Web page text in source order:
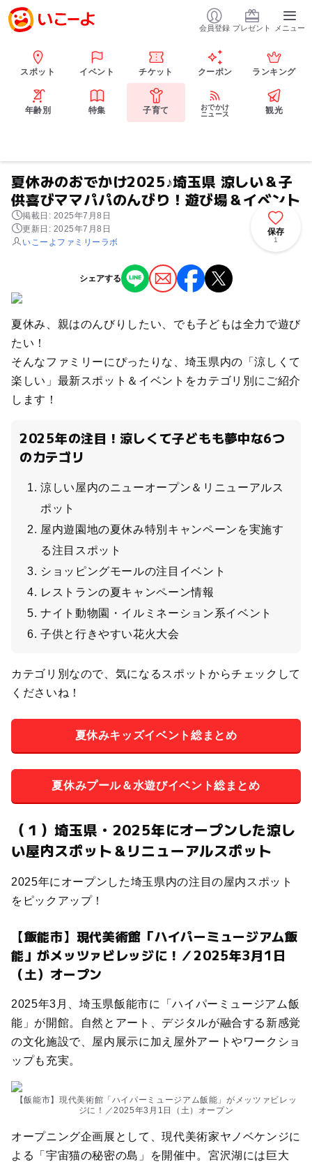
会員登録 プレゼント メニュー
スポット イベント チケット クーポン ランキング
年齢別 特集 子育て
おでかけ
ニュース
観光
夏休みのおでかけ2025♪埼玉県 涼しい＆子
供喜びママパパのんびり！遊び場＆イベント
掲載日: 2025年7月8日
更新日: 2025年7月8日
いこーよファミリーラボ
保存
1
シェアする
夏休み、親はのんびりしたい、でも子どもは全力で遊び
たい！
そんなファミリーにぴったりな、埼玉県内の「涼しくて
楽しい」最新スポット＆イベントをカテゴリ別にご紹介
します！
2025年の注目！涼しくて子どもも夢中な6つ
のカテゴリ
涼しい屋内のニューオープン＆リニューアルス
ポット
屋内遊園地の夏休み特別キャンペーンを実施す
る注目スポット
ショッピングモールの注目イベント
レストランの夏キャンペーン情報
ナイト動物園・イルミネーション系イベント
子供と行きやすい花火大会
カテゴリ別なので、気になるスポットからチェックして
くださいね！
夏休みキッズイベント総まとめ
夏休みプール＆水遊びイベント総まとめ
（１）埼玉県・2025年にオープンした涼し
い屋内スポット＆リニューアルスポット
2025年にオープンした埼玉県内の注目の屋内スポット
をピックアップ！
【飯能市】現代美術館「ハイパーミュージアム飯
能」がメッツァビレッジに！／2025年3月1日
（土）オープン
2025年3月、埼玉県飯能市に「ハイパーミュージアム飯
能」が開館。自然とアート、デジタルが融合する新感覚
の文化施設で、屋内展示に加え屋外アートやワークショ
ップも充実。
【飯能市】現代美術館「ハイパーミュージアム飯能」がメッツァビレッ
ジに！／2025年3月1日（土）オープン
オープニング企画展として、現代美術家ヤノベケンジに
よる「宇宙猫の秘密の島」を開催中。宮沢湖には巨大